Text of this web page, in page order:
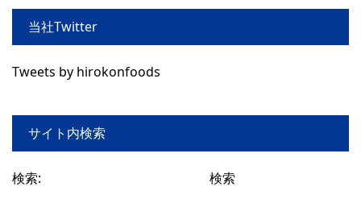
当社Twitter
Tweets by hirokonfoods
サイト内検索
検索: